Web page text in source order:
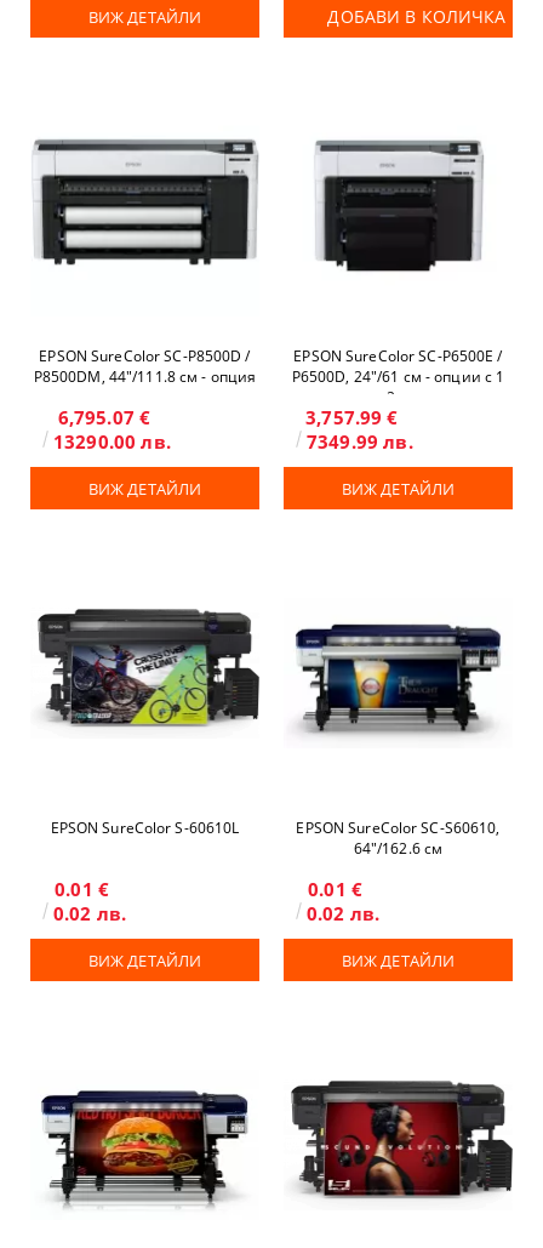
ВИЖ ДЕТАЙЛИ ДОБАВИ В КОЛИЧКА
EPSON SureColor SC-P8500D /
P8500DM, 44"/111.8 см - опция
6,795.07 €
13290.00 лв.
ВИЖ ДЕТАЙЛИ
EPSON SureColor SC-P6500E /
P6500D, 24"/61 см - опции с 1
или 2 ролки
3,757.99 €
7349.99 лв.
ВИЖ ДЕТАЙЛИ
EPSON SureColor S-60610L
0.01 €
0.02 лв.
ВИЖ ДЕТАЙЛИ
EPSON SureColor SC-S60610,
64"/162.6 см
0.01 €
0.02 лв.
ВИЖ ДЕТАЙЛИ